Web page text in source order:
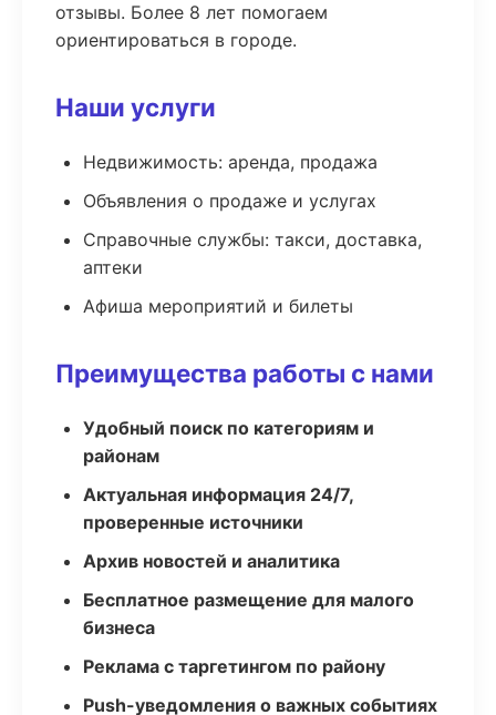
отзывы. Более 8 лет помогаем
ориентироваться в городе.
Наши услуги
Недвижимость: аренда, продажа
Объявления о продаже и услугах
Справочные службы: такси, доставка,
аптеки
Афиша мероприятий и билеты
Преимущества работы с нами
Удобный поиск по категориям и
районам
Актуальная информация 24/7,
проверенные источники
Архив новостей и аналитика
Бесплатное размещение для малого
бизнеса
Реклама с таргетингом по району
Push-уведомления о важных событиях